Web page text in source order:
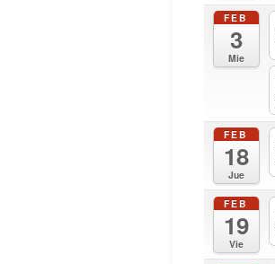
FEB
3
Mie
FEB
18
Jue
FEB
19
Vie